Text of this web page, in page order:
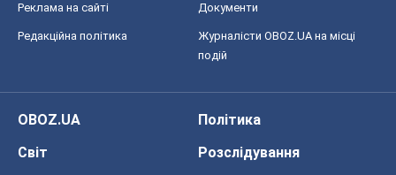
Реклама на сайті Документи
Редакційна політика
Журналісти OBOZ.UA на місці
подій
OBOZ.UA
Політика
Світ
Розслідування